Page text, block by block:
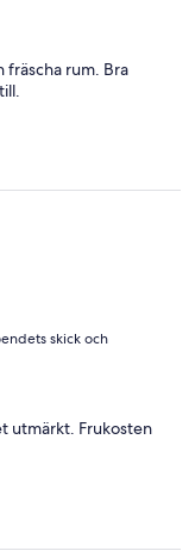
rum. Bra
skick och
utmärkt. Frukosten